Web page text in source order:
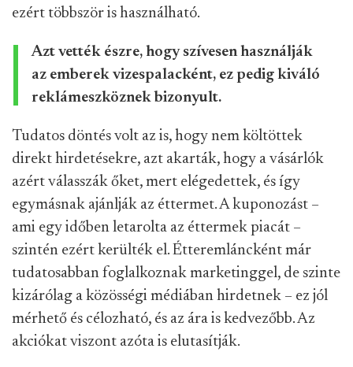
ezért többször is használható.
Azt vették észre, hogy szívesen használják
az emberek vizespalacként, ez pedig kiváló
reklámeszköznek bizonyult.
Tudatos döntés volt az is, hogy nem költöttek
direkt hirdetésekre, azt akarták, hogy a vásárlók
azért válasszák őket, mert elégedettek, és így
egymásnak ajánlják az éttermet. A kuponozást –
ami egy időben letarolta az éttermek piacát –
szintén ezért kerülték el. Étteremláncként már
tudatosabban foglalkoznak marketinggel, de szinte
kizárólag a közösségi médiában hirdetnek – ez jól
mérhető és célozható, és az ára is kedvezőbb. Az
akciókat viszont azóta is elutasítják.